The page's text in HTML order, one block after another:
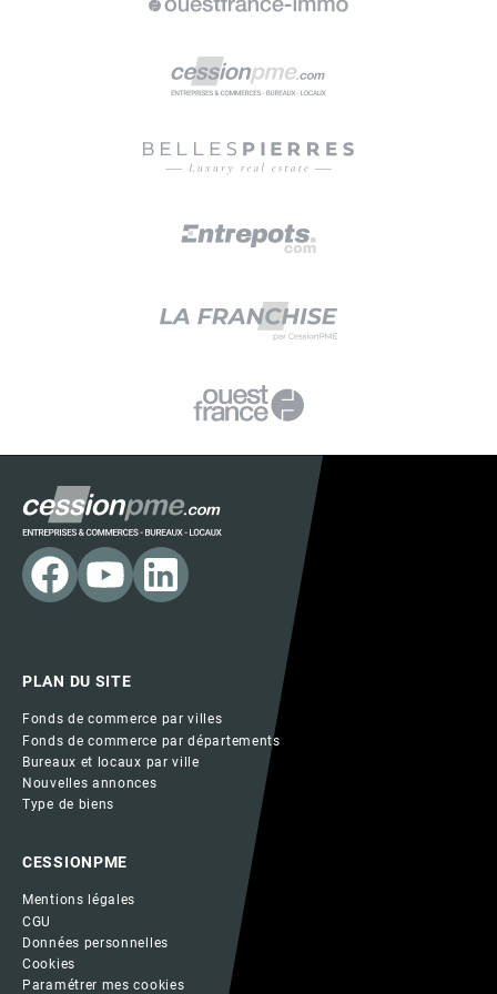
PLAN DU SITE
Fonds de commerce par villes
Fonds de commerce par départements
Bureaux et locaux par ville
Nouvelles annonces
Type de biens
CESSIONPME
Mentions légales
CGU
Données personnelles
Cookies
Paramétrer mes cookies